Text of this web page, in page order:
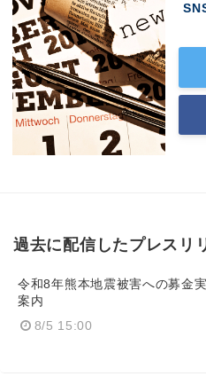
過去に配信したプレスリ
令和8年熊本地震被害への募金
案内
8/5 15:00